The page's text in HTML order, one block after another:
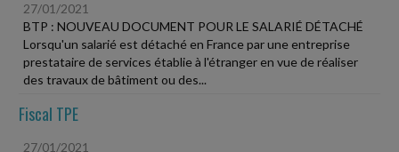
27/01/2021
BTP : NOUVEAU DOCUMENT POUR LE SALARIÉ DÉTACHÉ
Lorsqu'un salarié est détaché en France par une entreprise
prestataire de services établie à l'étranger en vue de réaliser
des travaux de bâtiment ou des...
Fiscal TPE
27/01/2021